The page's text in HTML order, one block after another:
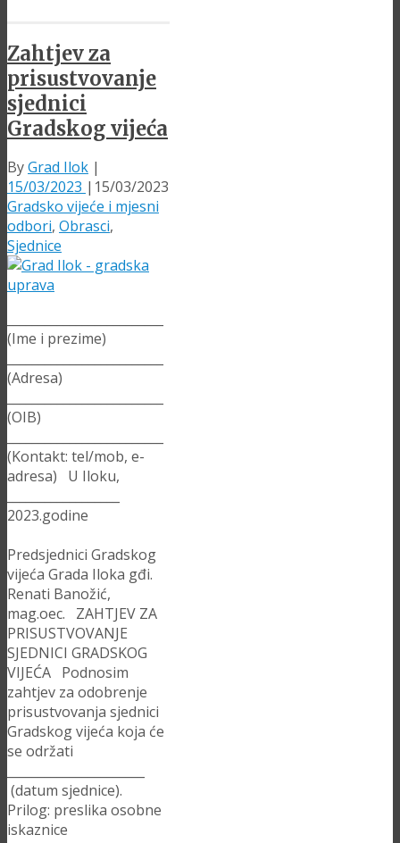
Zahtjev za
prisustvovanje
sjednici
Gradskog vijeća
ByGrad Ilok |
15/03/2023 | 15/03/2023
Gradsko vijeće i mjesni
odbori, Obrasci,
Sjednice
(Ime i prezime)
(Adresa)
(OIB)
(Kontakt: tel/mob, e-
adresa) U Iloku,
2023.godine
Predsjednici Gradskog
vijeća Grada Iloka gđi.
Renati Banožić,
mag.oec. ZAHTJEV ZA
PRISUSTVOVANJE
SJEDNICI GRADSKOG
VIJEĆA Podnosim
zahtjev za odobrenje
prisustvovanja sjednici
Gradskog vijeća koja će
se održati
(datum sjednice).
Prilog: preslika osobne
iskaznice